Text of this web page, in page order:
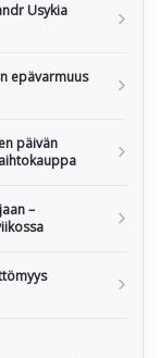
Usykia
epävarmuus
päivän
–